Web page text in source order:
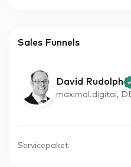
Sales Funnels
David Rudolph
maximal.digital,
Servicepaket